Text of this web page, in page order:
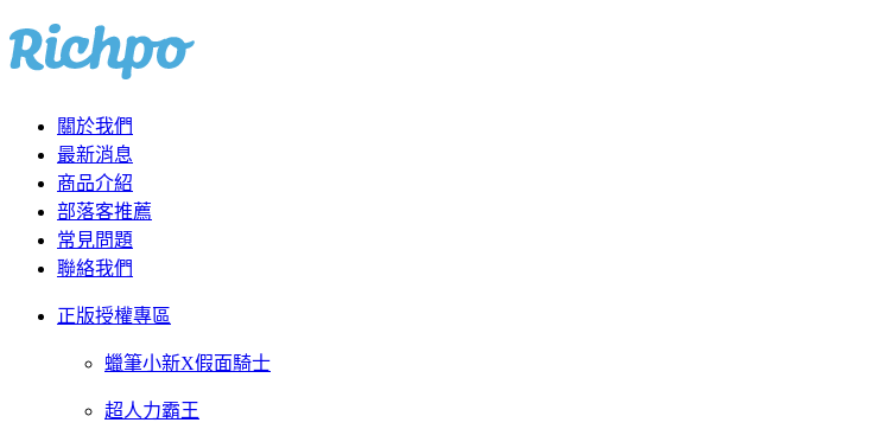
關於我們
最新消息
商品介紹
部落客推薦
常見問題
聯絡我們
正版授權專區
蠟筆小新X假面騎士
超人力霸王